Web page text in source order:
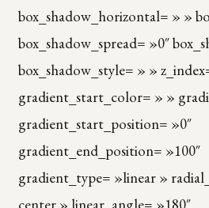
box_shadow_horizontal= » »
box_shadow_spread= »0″
box_shadow_style= » »
gradient_start_color= » »
gradient_start_position= »0″
gradient_end_position= »100″
gradient_type= »linear »